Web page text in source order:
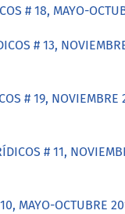
# 18, MAYO-
# 13,
# 19, NOVIEMBRE
# 11,
MAYO-OCTUBRE